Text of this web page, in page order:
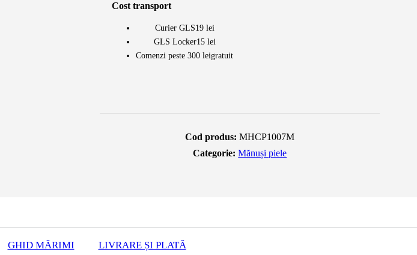
Cost transport
Curier GLS19 lei
GLS Locker15 lei
Comenzi peste 300 leigratuit
Cod produs:MHCP1007M
Categorie:Mănuși piele
GHID MĂRIMI LIVRARE ȘI PLATĂ